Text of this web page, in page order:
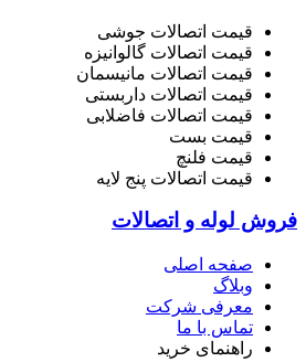
قیمت اتصالات جوشی
قیمت اتصالات گالوانیزه
قیمت اتصالات مانیسمان
قیمت اتصالات داربستی
قیمت اتصالات فاضلابی
قیمت بست
قیمت فلنچ
قیمت اتصالات پنج لایه
فروش لوله و اتصالات
صفحه اصلی
وبلاگ
معرفی شرکت
تماس با ما
راهنمای خرید